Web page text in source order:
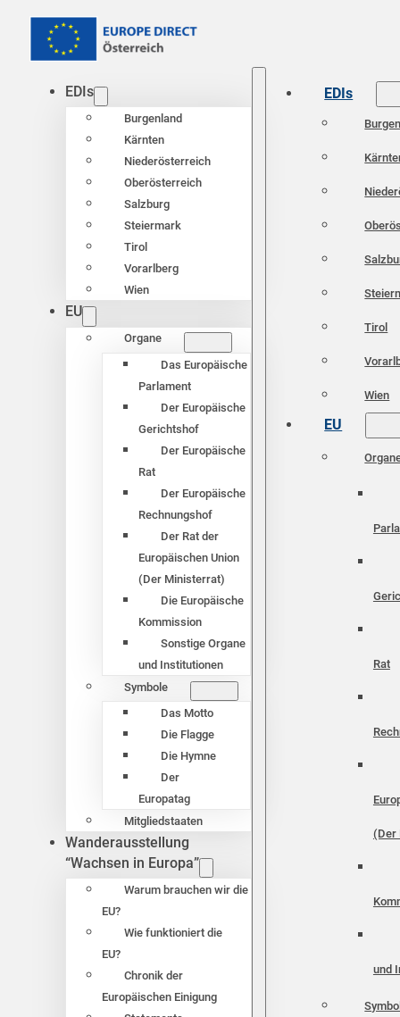
EDIs
Burgenland
Kärnten
Niederösterreich
Oberösterreich
Salzburg
Steiermark
Tirol
Vorarlberg
Wien
EU
Organe
Das Europäische
Parlament
Der Europäische
Gerichtshof
Der Europäische
Rat
Der Europäische
Rechnungshof
Der Rat der
Europäischen Union
(Der Ministerrat)
Die Europäische
Kommission
Sonstige Organe
und Institutionen
Symbole
Das Motto
Die Flagge
Die Hymne
Der
Europatag
Mitgliedstaaten
Wanderausstellung
“Wachsen in Europa”
Warum brauchen wir die
EU?
Wie funktioniert die
EU?
Chronik der
Europäischen Einigung
EDIs
Tirol
Wien
EU
Rat
(Der
und